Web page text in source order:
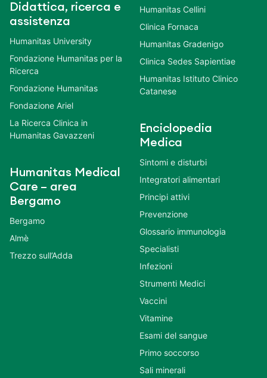
Didattica, ricerca e
assistenza
Humanitas University
Fondazione Humanitas per la
Ricerca
Fondazione Humanitas
Fondazione Ariel
La Ricerca Clinica in
Humanitas Gavazzeni
Humanitas Medical
Care – area
Bergamo
Bergamo
Almè
Trezzo sull’Adda
Humanitas Cellini
Clinica Fornaca
Humanitas Gradenigo
Clinica Sedes Sapientiae
Humanitas Istituto Clinico
Catanese
Enciclopedia
Medica
Sintomi e disturbi
Integratori alimentari
Principi attivi
Prevenzione
Glossario immunologia
Specialisti
Infezioni
Strumenti Medici
Vaccini
Vitamine
Esami del sangue
Primo soccorso
Sali minerali